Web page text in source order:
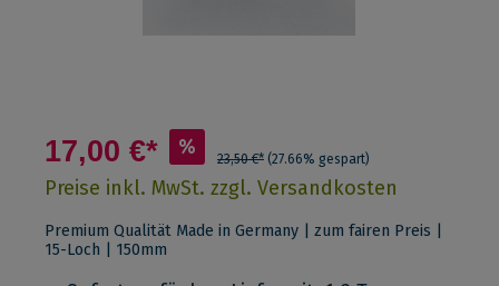
17,00 €* % 23,50 €* (27.66% gespart)
Preise inkl. MwSt. zzgl. Versandkosten
Premium Qualität Made in Germany | zum fairen Preis |
15-Loch | 150mm